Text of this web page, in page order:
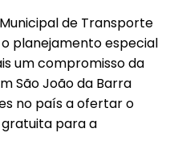
de Transporte
planejamento especial
um compromisso da
São João da Barra
no país a ofertar o
para a